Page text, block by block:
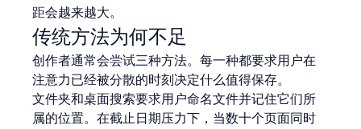
距会越来越大。
传统方法为何不足
创作者通常会尝试三种方法。每一种都要求用户在
注意力已经被分散的时刻决定什么值得保存。
文件夹和桌面搜索要求用户命名文件并记住它们所
属的位置。在截止日期压力下，当数十个页面同时